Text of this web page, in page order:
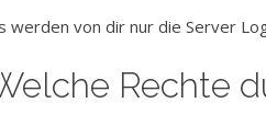
werden von dir nur die Server
Rechte